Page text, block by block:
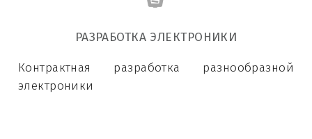
РАЗРАБОТКА ЭЛЕКТРОНИКИ
Контрактная разработка разнообразной
электроники